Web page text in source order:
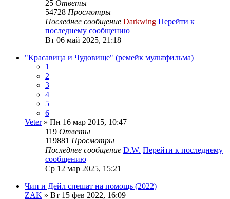
25 Ответы
54728 Просмотры
Последнее сообщение Darkwing Перейти к
последнему сообщению
Вт 06 май 2025, 21:18
"Красавица и Чудовище" (ремейк мультфильма)
1
2
3
4
5
6
Veter» Пн 16 мар 2015, 10:47
119 Ответы
119881 Просмотры
Последнее сообщение D.W. Перейти к последнему
сообщению
Ср 12 мар 2025, 15:21
Чип и Дейл спешат на помощь (2022)
ZAK » Вт 15 фев 2022, 16:09